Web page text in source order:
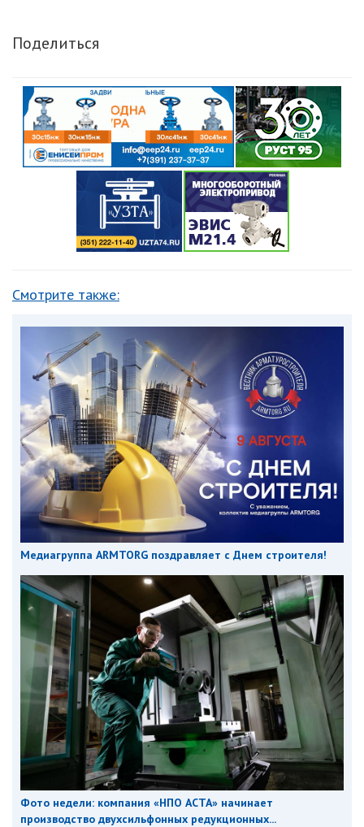
Поделиться
Смотрите также:
Медиагруппа ARMTORG поздравляет с Днем строителя!
Фото недели: компания «НПО АСТА» начинает
производство двухсильфонных редукционных...